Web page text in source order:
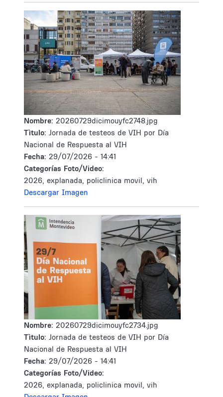
Nombre: 20260729dicimouyfc2748.jpg
Tìtulo: Jornada de testeos de VIH por Día
Nacional de Respuesta al VIH
Fecha: 29/07/2026 - 14:41
Categorías Foto/Video:
2026, explanada, policlinica movil, vih
Descargar Imagen
Nombre: 20260729dicimouyfc2734.jpg
Tìtulo: Jornada de testeos de VIH por Día
Nacional de Respuesta al VIH
Fecha: 29/07/2026 - 14:41
Categorías Foto/Video:
2026, explanada, policlinica movil, vih